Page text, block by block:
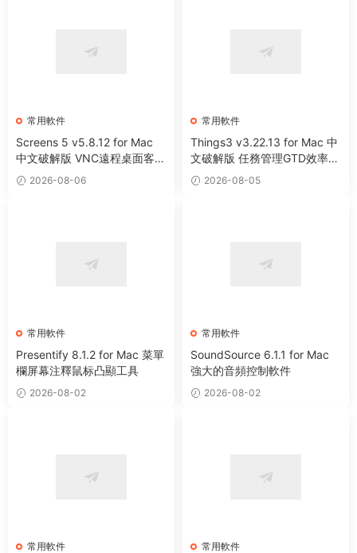
常用軟件
Screens 5 v5.8.12 for Mac
中文破解版 VNC遠程桌面客戶
端應用程序
2026-08-06
常用軟件
Things3 v3.22.13 for Mac 中
文破解版 任務管理GTD效率工
具 2026-08-05
常用軟件
Presentify 8.1.2 for Mac 菜單
欄屏幕注釋鼠标凸顯工具
2026-08-02
常用軟件
SoundSource 6.1.1 for Mac
強大的音頻控制軟件
2026-08-02
常用軟件 常用軟件